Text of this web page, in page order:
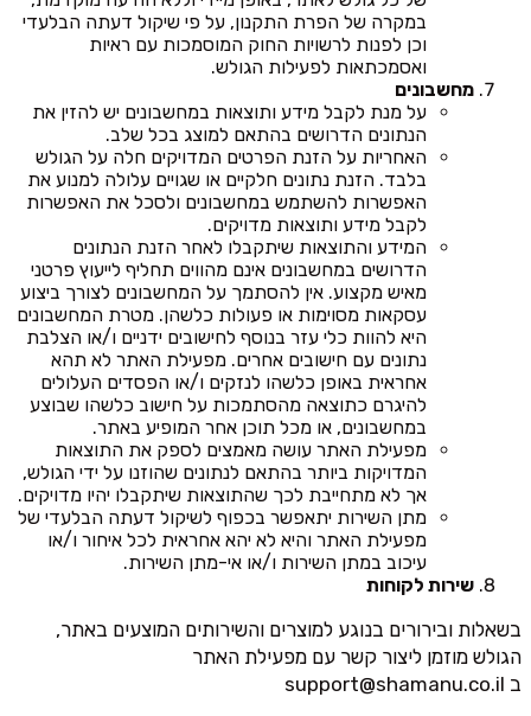
במקרה של הפרת התקנון, על פי שיקול דעתה הבלעדי
וכן לפנות לרשויות החוק המוסמכות עם ראיות
ואסמכתאות לפעילות הגולש.
מחשבונים
על מנת לקבל מידע ותוצאות במחשבונים יש להזין את
הנתונים הדרושים בהתאם למוצג בכל שלב.
האחריות על הזנת הפרטים המדויקים חלה על הגולש
בלבד. הזנת נתונים חלקיים או שגויים עלולה למנוע את
האפשרות להשתמש במחשבונים ולסכל את האפשרות
לקבל מידע ותוצאות מדויקים.
המידע והתוצאות שיתקבלו לאחר הזנת הנתונים
הדרושים במחשבונים אינם מהווים תחליף לייעוץ פרטני
מאיש מקצוע. אין להסתמך על המחשבונים לצורך ביצוע
עסקאות מסוימות או פעולות כלשהן. מטרת המחשבונים
היא להוות כלי עזר בנוסף לחישובים ידניים ו/או הצלבת
נתונים עם חישובים אחרים. מפעילת האתר לא תהא
אחראית באופן כלשהו לנזקים ו/או הפסדים העלולים
להיגרם כתוצאה מהסתמכות על חישוב כלשהו שבוצע
במחשבונים, או מכל תוכן אחר המופיע באתר.
מפעילת האתר עושה מאמצים לספק את התוצאות
המדויקות ביותר בהתאם לנתונים שהוזנו על ידי הגולש,
אך לא מתחייבת לכך שהתוצאות שיתקבלו יהיו מדויקים.
מתן השירות יתאפשר בכפוף לשיקול דעתה הבלעדי של
מפעילת האתר והיא לא יהא אחראית לכל איחור ו/או
עיכוב במתן השירות ו/או אי-מתן השירות.
שירות לקוחות
בשאלות ובירורים בנוגע למוצרים והשירותים המוצעים באתר,
הגולש מוזמן ליצור קשר עם מפעילת האתר
ב support@shamanu.co.il